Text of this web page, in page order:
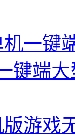
一键
键端
游戏